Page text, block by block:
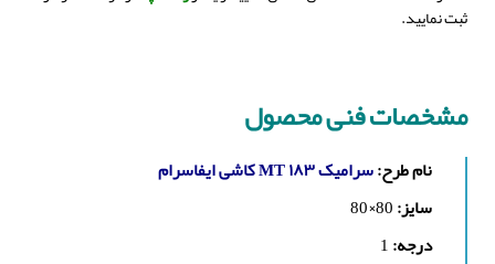
ثبت نمایید.
مشخصات فنی محصول
نام طرح:سرامیک MT ۱۸۳ کاشی ایفاسرام
سایز:
درجه: